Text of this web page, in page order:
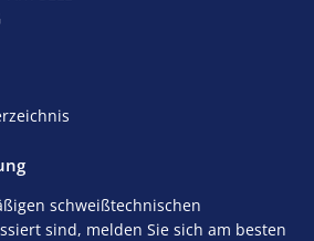
schweißtechnischen
sind, melden Sie sich am besten